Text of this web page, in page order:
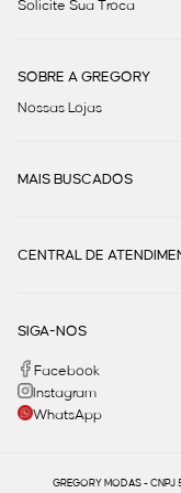
Solicite Sua Troca
SOBRE A GREGORY
Nossas Lojas
MAIS BUSCADOS
CENTRAL DE
SIGA-NOS
Facebook
Instagram
WhatsApp
GREGORY MODAS -